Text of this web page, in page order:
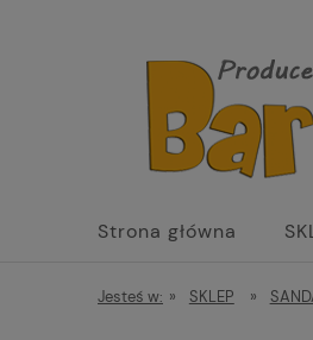
Strona główna
Jesteś w: » SKLEP »